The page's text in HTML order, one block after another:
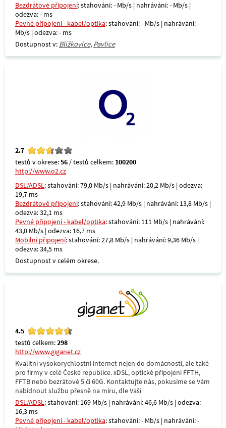
Bezdrátové připojení: stahování: - Mb/s | nahrávání: - Mb/s |
odezva: - ms
Pevné připojení - kabel/optika: stahování: - Mb/s | nahrávání: -
Mb/s | odezva: - ms
Dostupnost v: Blížkovice, Pavlice
2.7
testů v okrese:56 / testů celkem: 100200
http://www.o2.cz
DSL/ADSL: stahování: 79,0 Mb/s | nahrávání: 20,2 Mb/s | odezva:
19,7 ms
Bezdrátové připojení: stahování: 42,9 Mb/s | nahrávání: 13,8 Mb/s |
odezva: 32,1 ms
Pevné připojení - kabel/optika: stahování: 111 Mb/s | nahrávání:
43,0 Mb/s | odezva: 16,7 ms
Mobilní připojení: stahování: 27,8 Mb/s | nahrávání: 9,36 Mb/s |
odezva: 34,5 ms
Dostupnost v celém okrese.
4.5
testů celkem:298
http://www.giganet.cz
Kvalitní vysokorychlostní internet nejen do domácnosti, ale také
pro firmy v celé České republice. xDSL, optické připojení FFTH,
FFTB nebo bezrátové 5 či 60G. Kontaktujte nás, pokusíme se Vám
nabídnout službu přesně na míru, dle Vaši
DSL/ADSL: stahování: 169 Mb/s | nahrávání: 46,6 Mb/s | odezva:
16,3 ms
Pevné připojení - kabel/optika: stahování: - Mb/s | nahrávání: -